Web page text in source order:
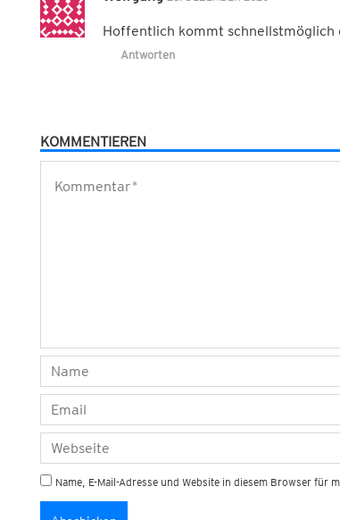
Hoffentlich kommt
Antworten
KOMMENTIEREN
Name, E-Mail-Adresse und Website in diesem Browser für